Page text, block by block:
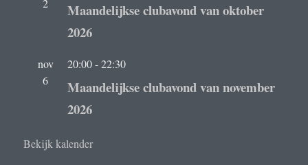
2
Maandelijkse clubavond van oktober
2026
nov
6
20:00-22:30
Maandelijkse clubavond van november
2026
Bekijk kalender